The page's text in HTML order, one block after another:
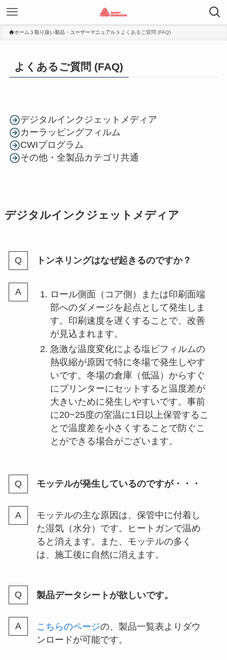
ホーム 取り扱い製品・ユーザーマニュアル よくあるご質問 (FAQ)
よくあるご質問 (FAQ)
デジタルインクジェットメディア
カーラッピングフィルム
CWIプログラム
その他・全製品カテゴリ共通
デジタルインクジェットメディア
トンネリングはなぜ起きるのですか？
ロール側面（コア側）または印刷面端
部へのダメージを起点として発生しま
す。印刷速度を遅くすることで、改善
が見込まれます。
急激な温度変化による塩ビフィルムの
熱収縮が原因で特に冬場で発生しやす
いです。冬場の倉庫（低温）からすぐ
にプリンターにセットすると温度差が
大きいために発生しやすいです。事前
に20~25度の室温に1日以上保管するこ
とで温度差を小さくすることで防ぐこ
とができる場合がございます。
モッテルが発生しているのですが・・・
モッテルの主な原因は、保管中に付着し
た湿気（水分）です。ヒートガンで温め
ると消えます。また、モッテルの多く
は、施工後に自然に消えます。
製品データシートが欲しいです。
こちらのページの、製品一覧表よりダウ
ンロードが可能です。